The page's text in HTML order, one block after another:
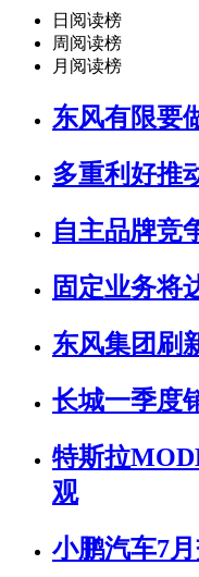
日阅读榜
周阅读榜
月阅读榜
东风有限要
多重利好推
自主品牌竞
固定业务将
东风集团刷
长城一季度
特斯拉
观
小鹏汽车7